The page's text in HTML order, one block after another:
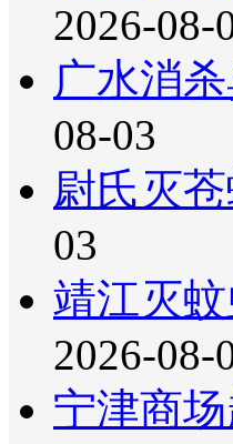
2026-08-
广水消
08-03
尉氏灭
03
靖江灭
2026-08-
宁津商